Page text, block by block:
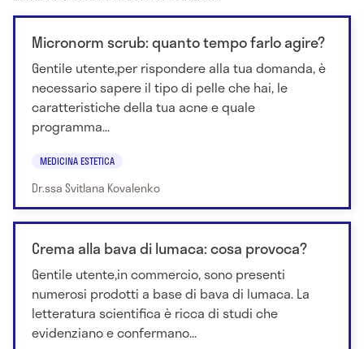
Micronorm scrub: quanto tempo farlo agire?
Gentile utente,per rispondere alla tua domanda, è
necessario sapere il tipo di pelle che hai, le
caratteristiche della tua acne e quale
programma...
MEDICINA ESTETICA
Dr.ssa Svitlana Kovalenko
Crema alla bava di lumaca: cosa provoca?
Gentile utente,in commercio, sono presenti
numerosi prodotti a base di bava di lumaca. La
letteratura scientifica è ricca di studi che
evidenziano e confermano...